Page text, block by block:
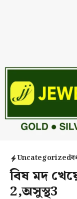
Uncategorized
বিষ মদ
2,অসুস্থ3